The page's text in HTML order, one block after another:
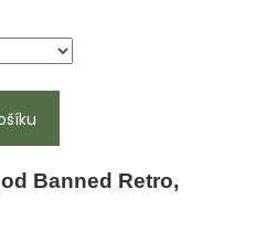
Banned Retro,